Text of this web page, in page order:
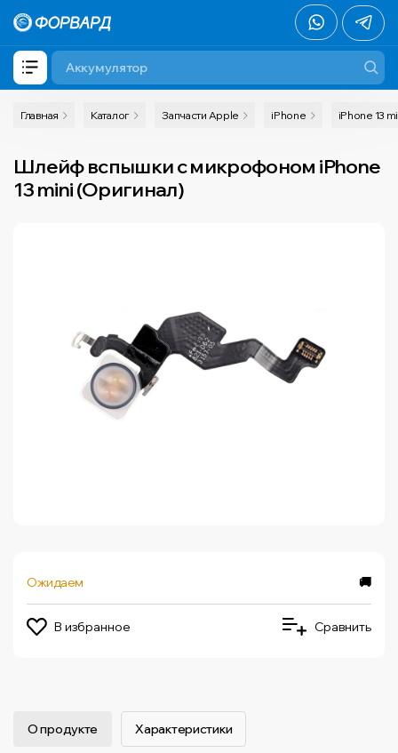
Главная Каталог Запчасти Apple iPhone iPhone 13
Шлейф вспышки с микрофоном iPhone
13 mini (Оригинал)
Ожидаем 🚚
В избранное Сравнить
О продукте Характеристики